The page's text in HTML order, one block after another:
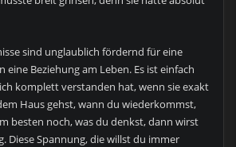
sind unglaublich fördernd für eine
eine Beziehung am Leben. Es ist einfach
komplett verstanden hat, wenn sie exakt
Haus gehst, wann du wiederkommst,
besten noch, was du denkst, dann wirst
Diese Spannung, die willst du immer